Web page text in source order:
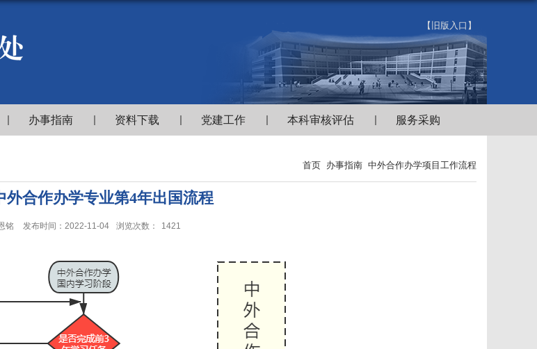
【旧版入口】
办事指南 资料下载 党建工作 本科审核评估 服务采购
首页 办事指南 中外合作办学项目工作流程
外合作办学专业第4年出国流程
铭 发布时间：2022-11-04 浏览次数： 1421